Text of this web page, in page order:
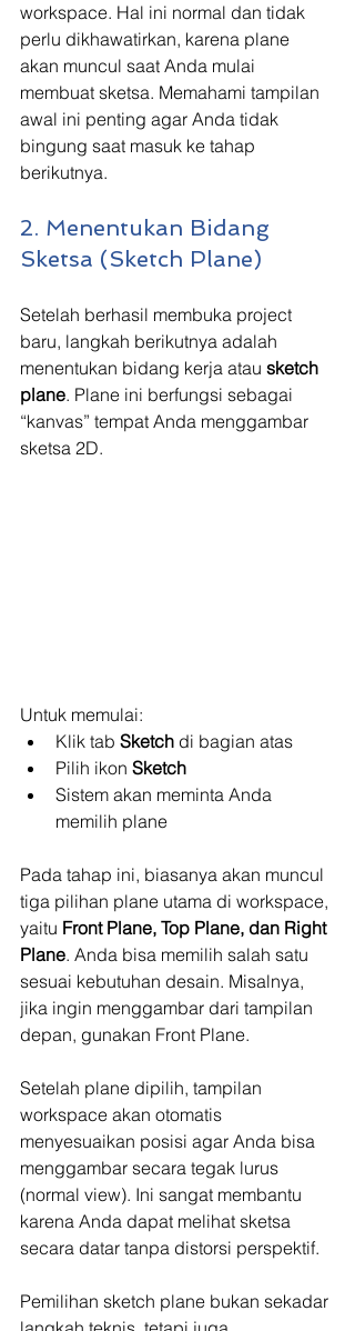
workspace. Hal ini normal dan tidak
perlu dikhawatirkan, karena plane
akan muncul saat Anda mulai
membuat sketsa. Memahami tampilan
awal ini penting agar Anda tidak
bingung saat masuk ke tahap
berikutnya.
2. Menentukan Bidang
Sketsa (Sketch Plane)
Setelah berhasil membuka project
baru, langkah berikutnya adalah
menentukan bidang kerja atau sketch
plane. Plane ini berfungsi sebagai
“kanvas” tempat Anda menggambar
sketsa 2D.
Untuk memulai:
Klik tab Sketch di bagian atas
Pilih ikon Sketch
Sistem akan meminta Anda
memilih plane
Pada tahap ini, biasanya akan muncul
tiga pilihan plane utama di workspace,
yaitu Front Plane, Top Plane, dan Right
Plane. Anda bisa memilih salah satu
sesuai kebutuhan desain. Misalnya,
jika ingin menggambar dari tampilan
depan, gunakan Front Plane.
Setelah plane dipilih, tampilan
workspace akan otomatis
menyesuaikan posisi agar Anda bisa
menggambar secara tegak lurus
(normal view). Ini sangat membantu
karena Anda dapat melihat sketsa
secara datar tanpa distorsi perspektif.
Pemilihan sketch plane bukan sekadar